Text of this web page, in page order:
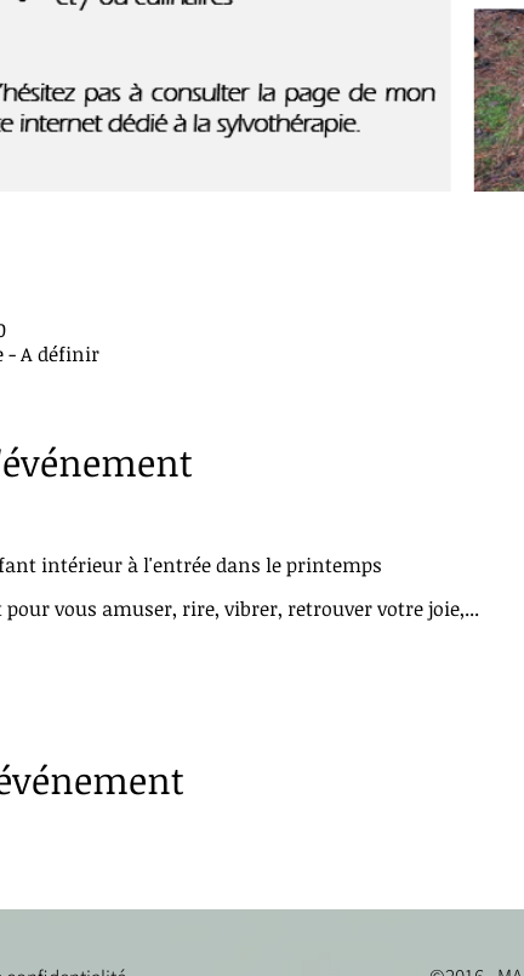
- A définir
intérieur à l'entrée dans le printemps
pour vous amuser, rire, vibrer, retrouver votre joie,...